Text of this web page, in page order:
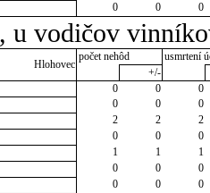
0 0 0
u vodičov
Hlohovec
počet nehôd
usmrtení
+/-
0 0
0
0 0
0
2 2
2
0 0
0
1 1
1
0 0
0
0 0
0